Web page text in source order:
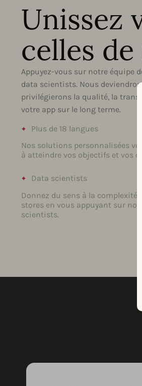
Unissez
celles
Appuyez-vous sur notre équipe
data scientists. Nous
privilégierons la qualité, la
votre app sur le long terme.
Plus de 18 langues
Nos solutions personnalisées
à atteindre vos objectifs et vos
Data scientists
Donnez du sens à la complexité
stores en vous appuyant sur
scientists.